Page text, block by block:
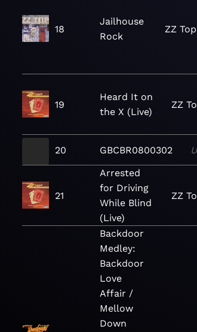
18
Jailhouse
Rock
ZZ Top
19
Heard It on
the X (Live)
ZZ
20 GBCBR0800302
21
Arrested
for Driving
While Blind
(Live)
ZZ
Backdoor
Medley:
Backdoor
Love
Affair /
Mellow
Down